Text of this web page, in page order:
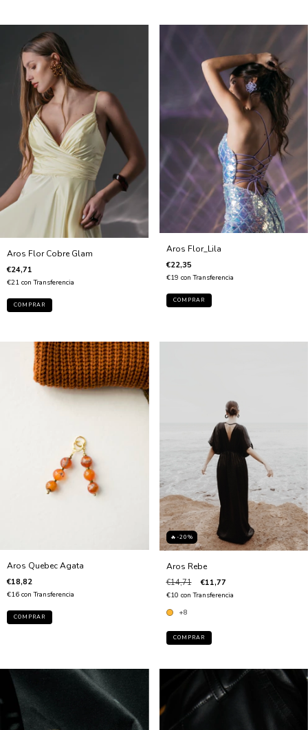
Aros Flor Cobre Glam
€24,71
€21 con Transferencia
Aros Flor_Lila
€22,35
€19 con Transferencia
Aros Quebec Agata
€18,82
€16 con Transferencia
🔥-20%
Aros Rebe
€14,71 €11,77
€10 con Transferencia
+8
COMPRAR